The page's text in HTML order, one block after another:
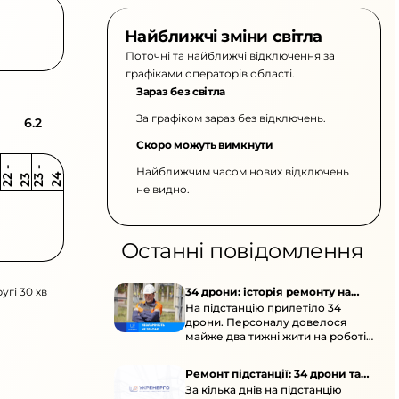
6.2
2 2
-
2 3 2 3
-
2 4
30 хв
Найближчі зміни світла
Поточні та найближчі відключення за
графіками операторів області.
Зараз без світла
За графіком зараз без відключень.
Скоро можуть вимкнути
Найближчим часом нових відключень
не видно.
Останні повідомлення
34 дрони: історія ремонту на
підстанції
На підстанцію прилетіло 34
дрони. Персоналу довелося
майже два тижні жити на роботі
Ремонт підстанції: 34 дрони та
окупація
За кілька днів на підстанцію